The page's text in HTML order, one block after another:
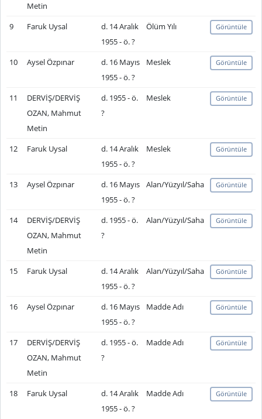
Metin
9 Faruk Uysal
d. 14 Aralık
1955 - ö. ?
Ölüm Yılı Görüntüle
10 Aysel Özpınar
d. 16 Mayıs
1955 - ö. ?
Meslek Görüntüle
11
DERVİŞ/DERVİŞ
OZAN, Mahmut
Metin
d. 1955 - ö.
?
Meslek Görüntüle
12 Faruk Uysal
d. 14 Aralık
1955 - ö. ?
Meslek Görüntüle
13 Aysel Özpınar
d. 16 Mayıs
1955 - ö. ?
Alan/Yüzyıl/Saha Görüntüle
14
DERVİŞ/DERVİŞ
OZAN, Mahmut
Metin
d. 1955 - ö.
?
Alan/Yüzyıl/Saha Görüntüle
15 Faruk Uysal
d. 14 Aralık
1955 - ö. ?
Alan/Yüzyıl/Saha Görüntüle
16 Aysel Özpınar
d. 16 Mayıs
1955 - ö. ?
Madde Adı Görüntüle
17
DERVİŞ/DERVİŞ
OZAN, Mahmut
Metin
d. 1955 - ö.
?
Madde Adı Görüntüle
18 Faruk Uysal
d. 14 Aralık
1955 - ö. ?
Madde Adı Görüntüle